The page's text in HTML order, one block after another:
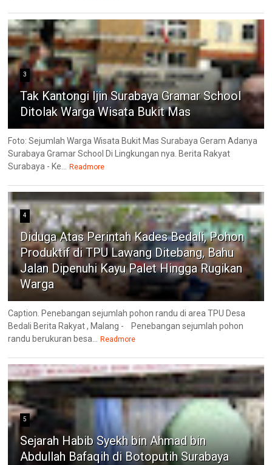
3
Tak Kantongi Ijin Surabaya Gramar School
Ditolak Warga Wisata Bukit Mas
Foto: Sejumlah Warga Wisata Bukit Mas Surabaya Geram Adanya
Surabaya Gramar School Di Lingkungan nya. Berita Rakyat
Surabaya - Ke... Readmore
4
Diduga Atas Perintah Kades Bedali, Pohon
Produktif di TPU Lawang Ditebang, Bahu
Jalan Dipenuhi Kayu Palet Hingga Rugikan
Warga
Caption. Penebangan sejumlah pohon randu di area TPU Desa
Bedali Berita Rakyat , Malang - Penebangan sejumlah pohon
randu berukuran besa... Readmore
5
Sejarah Habib Syekh bin Ahmad bin
Abdullah Bafaqih di Botoputih Surabaya